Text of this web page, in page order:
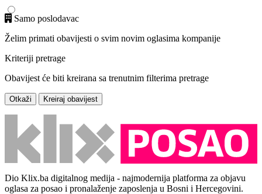
Samo poslodavac
Želim primati obavijesti o svim novim oglasima kompanije
Kriteriji pretrage
Obavijest će biti kreirana sa trenutnim filterima pretrage
Otkaži Kreiraj obavijest
Dio Klix.ba digitalnog medija - najmodernija platforma za objavu
oglasa za posao i pronalaženje zaposlenja u Bosni i Hercegovini.